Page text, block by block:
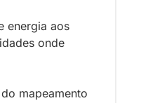
energia aos
onde
mapeamento